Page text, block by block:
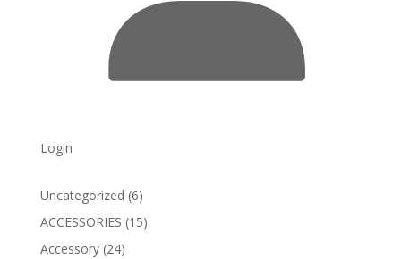
Login
Uncategorized 66
products
ACCESSORIES 1515
Accessory 2424